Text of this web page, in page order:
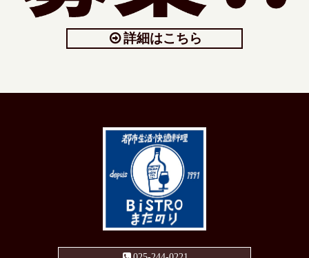
詳細はこちら